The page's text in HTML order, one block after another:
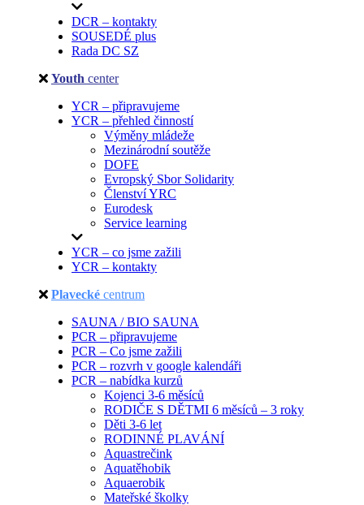
DCR – kontakty
SOUSEDÉ plus
Rada DC SZ
Youth center
YCR – připravujeme
YCR – přehled činností
Výměny mládeže
Mezinárodní soutěže
DOFE
Evropský Sbor Solidarity
Členství YRC
Eurodesk
Service learning
YCR – co jsme zažili
YCR – kontakty
Plavecké centrum
SAUNA / BIO SAUNA
PCR – připravujeme
PCR – Co jsme zažili
PCR – rozvrh v google kalendáři
PCR – nabídka kurzů
Kojenci 3-6 měsíců
RODIČE S DĚTMI 6 měsíců – 3 roky
Děti 3-6 let
RODINNÉ PLAVÁNÍ
Aquastrečink
Aquatěhobik
Aquaerobik
Mateřské školky